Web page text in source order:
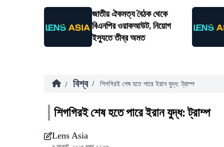
জাতীয় ঐকমত্য বৈঠক থেকে
বিএনপির ওয়াকআউট, নিয়োগ
ইস্যুতে তীব্র অমত
/ বিশ্ব / শিগগিরই শেষ হতে পারে ইরান যুদ্ধ: ট্রাম্প
শিগগিরই শেষ হতে পারে ইরান যুদ্ধ: ট্রাম্প
Lens Asia